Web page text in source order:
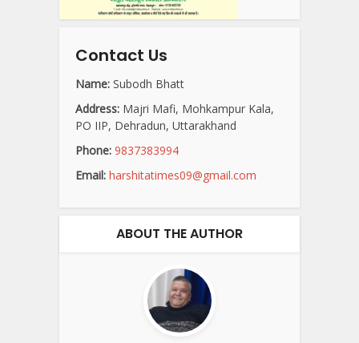
Contact Us
Name: Subodh Bhatt
Address: Majri Mafi, Mohkampur Kala,
PO IIP, Dehradun, Uttarakhand
Phone: 9837383994
Email: harshitatimes09@gmail.com
ABOUT THE AUTHOR